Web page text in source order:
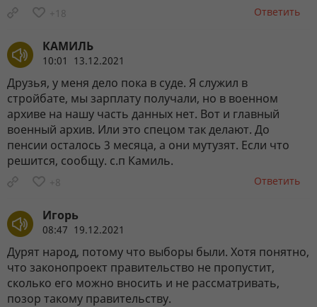
+18 Ответить
КАМИЛЬ
10:01 13.12.2021
Друзья, у меня дело пока в суде. Я служил в
стройбате, мы зарплату получали, но в военном
архиве на нашу часть данных нет. Вот и главный
военный архив. Или это спецом так делают. До
пенсии осталось 3 месяца, а они мутузят. Если что
решится, сообщу. с.п Камиль.
+8 Ответить
Игорь
08:47 19.12.2021
Дурят народ, потому что выборы были. Хотя понятно,
что законопроект правительство не пропустит,
сколько его можно вносить и не рассматривать,
позор такому правительству.